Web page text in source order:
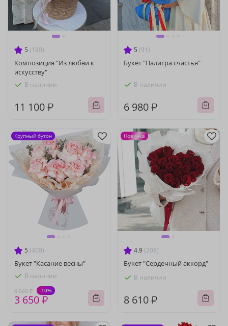
5 (180)
Композиция "Из любви к
искусству"
В наличии
11 100 ₽
5 (91)
Букет "Палитра счастья"
В наличии
6 980 ₽
5 (408)
Букет "Касание весны"
В наличии
4 060 ₽ -10%
3 650 ₽
Крупный бутон
4.9 (208)
Букет "Сердечный аккорд"
В наличии
8 610 ₽
Новинка